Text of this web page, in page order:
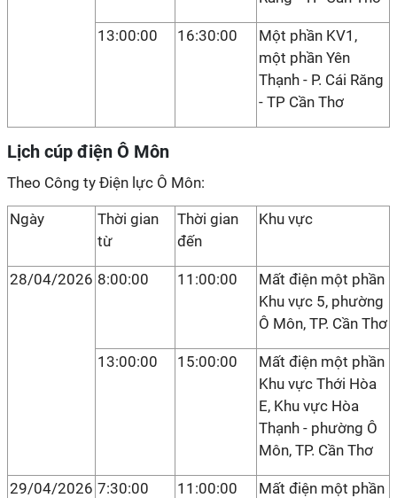
13:00:00 16:30:00
Một phần KV1,
một phần Yên
Thạnh - P. Cái Răng
- TP Cần Thơ
Lịch cúp điện Ô Môn
Theo Công ty Điện lực Ô Môn:
Ngày
Thời gian
từ
Thời gian
đến
Khu vực
28/04/2026 8:00:00 11:00:00
Mất điện một phần
Khu vực 5, phường
Ô Môn, TP. Cần Thơ
13:00:00 15:00:00
Mất điện một phần
Khu vực Thới Hòa
E, Khu vực Hòa
Thạnh - phường Ô
Môn, TP. Cần Thơ
29/04/2026 7:30:00 11:00:00
Mất điện một phần